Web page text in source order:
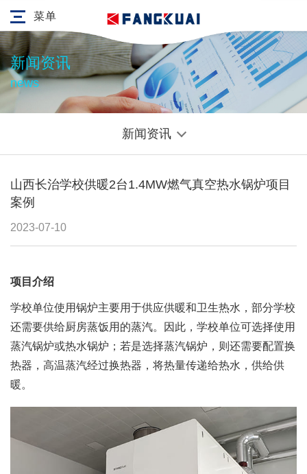
菜单
新闻资讯
news
新闻资讯
山西长治学校供暖2台1.4MW燃气真空热水锅炉项目
案例
2023-07-10
项目介绍
学校单位使用锅炉主要用于供应供暖和卫生热水，部分学校
还需要供给厨房蒸饭用的蒸汽。因此，学校单位可选择使用
蒸汽锅炉或热水锅炉；若是选择蒸汽锅炉，则还需要配置换
热器，高温蒸汽经过换热器，将热量传递给热水，供给供
暖。